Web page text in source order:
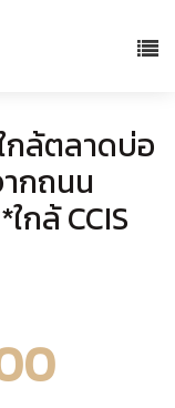
กล้ตลาดบ่อ
กถนน
กล้ CCIS